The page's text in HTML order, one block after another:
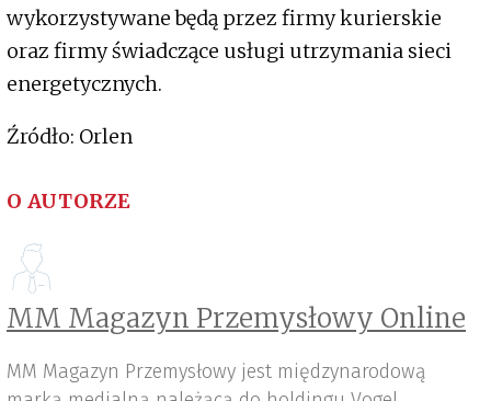
wykorzystywane będą przez firmy kurierskie
oraz firmy świadczące usługi utrzymania sieci
energetycznych.
Źródło: Orlen
O AUTORZE
MM Magazyn Przemysłowy Online
MM Magazyn Przemysłowy jest międzynarodową